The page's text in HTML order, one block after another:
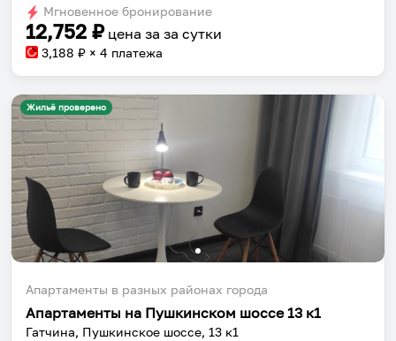
changing
dates.
changing
dates.
Мгновенное бронирование
12,752 ₽ цена за за сутки
3,188 ₽ × 4 платежа
Жильё проверено
Апартаменты в разных районах города
Апартаменты на Пушкинском шоссе 13 к1
Гатчина, Пушкинское шоссе, 13 к1